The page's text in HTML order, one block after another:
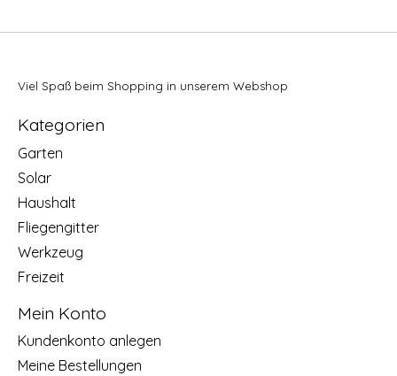
Viel Spaß beim Shopping in unserem Webshop
Kategorien
Garten
Solar
Haushalt
Fliegengitter
Werkzeug
Freizeit
Mein Konto
Kundenkonto anlegen
Meine Bestellungen